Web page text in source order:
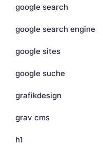
google search
google search engine
google sites
google suche
grafikdesign
grav cms
h1